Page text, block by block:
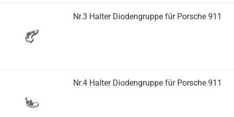
Nr.3 Halter Diodengruppe für Porsche 911
Nr.4 Halter Diodengruppe für Porsche 911